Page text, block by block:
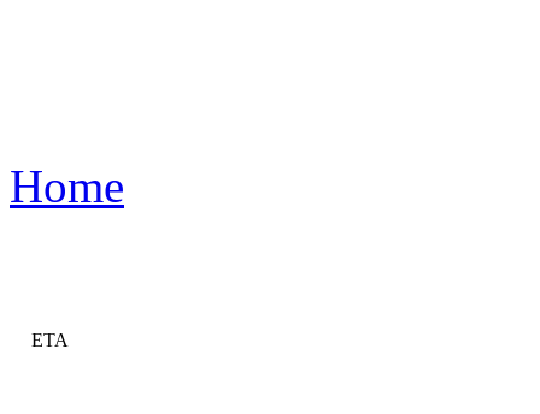
Home
ETA